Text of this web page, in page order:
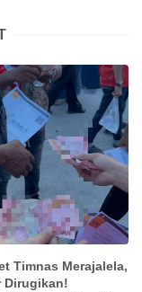
Timnas Merajalela,
Dirugikan!